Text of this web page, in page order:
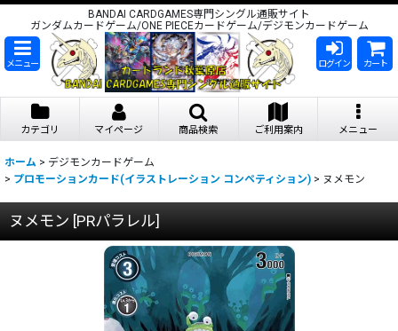
BANDAI CARDGAMES専門シングル通販サイト
ガンダムカードゲーム/ONE PIECEカードゲーム/デジモンカードゲーム
メニュー ログイン カート
カテゴリ マイページ 商品検索 ご利用案内 メニュー
ホーム > デジモンカードゲーム
> プロモーションカード(イラストレーション コンペティション) > ヌメモン
ヌメモン [PRパラレル]